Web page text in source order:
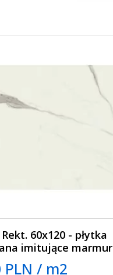
60x120 - płytka
imitujące marmur
PLN / m2